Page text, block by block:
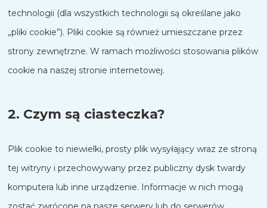
technologii (dla wszystkich technologii są określane jako
„pliki cookie”). Pliki cookie są również umieszczane przez
strony zewnętrzne. W ramach możliwości stosowania plików
cookie na naszej stronie internetowej.
2. Czym są ciasteczka?
Plik cookie to niewielki, prosty plik wysyłający wraz ze stroną
tej witryny i przechowywany przez publiczny dysk twardy
komputera lub inne urządzenie. Informacje w nich mogą